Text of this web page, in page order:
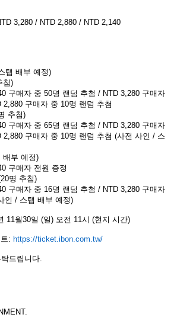
3,280 / NTD 2,880 / NTD 2,140
탭 배부 예정)
첨)
구매자 중 50명 랜덤 추첨 / NTD 3,280 구매자
2,880 구매자 중 10명 랜덤 추첨
추첨)
구매자 중 65명 랜덤 추첨 / NTD 3,280 구매자
2,880 구매자 중 10명 랜덤 추첨 (사전 사인 / 스
배부 예정)
구매자 전원 증정
명 추첨)
구매자 중 16명 랜덤 추첨 / NTD 3,280 구매자
인 / 스탭 배부 예정)
11월30일 (일) 오전 11시 (현지 시간)
: https://ticket.ibon.com.tw/
드립니다.